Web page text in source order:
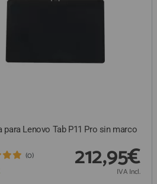
para Lenovo Tab P11 Pro sin marco
(0) 212,95€
IVA Incl.